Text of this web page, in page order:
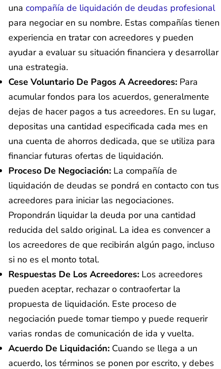
una compañía de liquidación de deudas profesional
para negociar en su nombre. Estas compañías tienen
experiencia en tratar con acreedores y pueden
ayudar a evaluar su situación financiera y desarrollar
una estrategia.
Cese Voluntario De Pagos A Acreedores: Para
acumular fondos para los acuerdos, generalmente
dejas de hacer pagos a tus acreedores. En su lugar,
depositas una cantidad especificada cada mes en
una cuenta de ahorros dedicada, que se utiliza para
financiar futuras ofertas de liquidación.
Proceso De Negociación: La compañía de
liquidación de deudas se pondrá en contacto con tus
acreedores para iniciar las negociaciones.
Propondrán liquidar la deuda por una cantidad
reducida del saldo original. La idea es convencer a
los acreedores de que recibirán algún pago, incluso
si no es el monto total.
Respuestas De Los Acreedores: Los acreedores
pueden aceptar, rechazar o contraofertar la
propuesta de liquidación. Este proceso de
negociación puede tomar tiempo y puede requerir
varias rondas de comunicación de ida y vuelta.
Acuerdo De Liquidación: Cuando se llega a un
acuerdo, los términos se ponen por escrito, y debes